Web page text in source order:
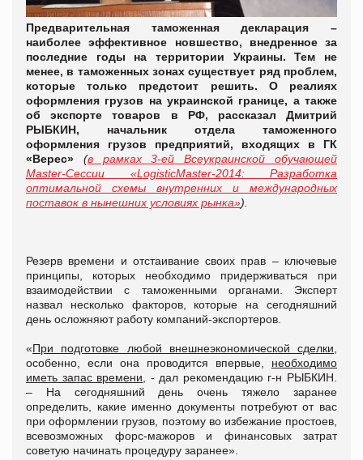
Предварительная таможенная декларация –
наиболее эффективное новшество, внедренное за
последние годы на территории Украины. Тем не
менее, в таможенных зонах существует ряд проблем,
которые только предстоит решить. О реалиях
оформления грузов на украинской границе, а также
об экспорте товаров в РФ, рассказал Дмитрий
РЫБКИН, начальник отдела таможенного
оформления грузов предприятий, входящих в ГК
«Верес» (в рамках 3-ей Всеукраинской обучающей
Master-Cессии «LogisticMaster-2014: Разработка
оптимальной схемы внутренних и международных
поставок в нынешних условиях рынка»).
Резерв времени и отстаивание своих прав – ключевые
принципы, которых необходимо придерживаться при
взаимодействии с таможенными органами. Эксперт
назвал несколько факторов, которые на сегодняшний
день осложняют работу компаний-экспортеров.
«При подготовке любой внешнеэкономической сделки
особенно, если она проводится впервые, необходимо
иметь запас времени , - дал рекомендацию г-н РЫБКИН.
– На сегодняшний день очень тяжело заранее
определить, какие именно документы потребуют от вас
при оформлении грузов, поэтому во избежание простоев,
всевозможных форс-мажоров и финансовых затрат
советую начинать процедуру заранее».